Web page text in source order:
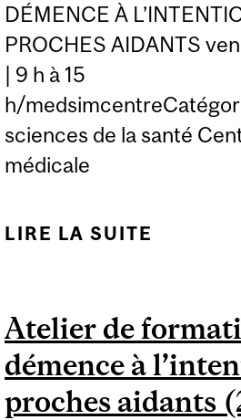
DÉMENCE À
PROCHES AIDANTS
| 9 h à 15
h/
sciences de la santé
médicale
LIRE LA SUITE
Atelier de
démence à
proches aidants